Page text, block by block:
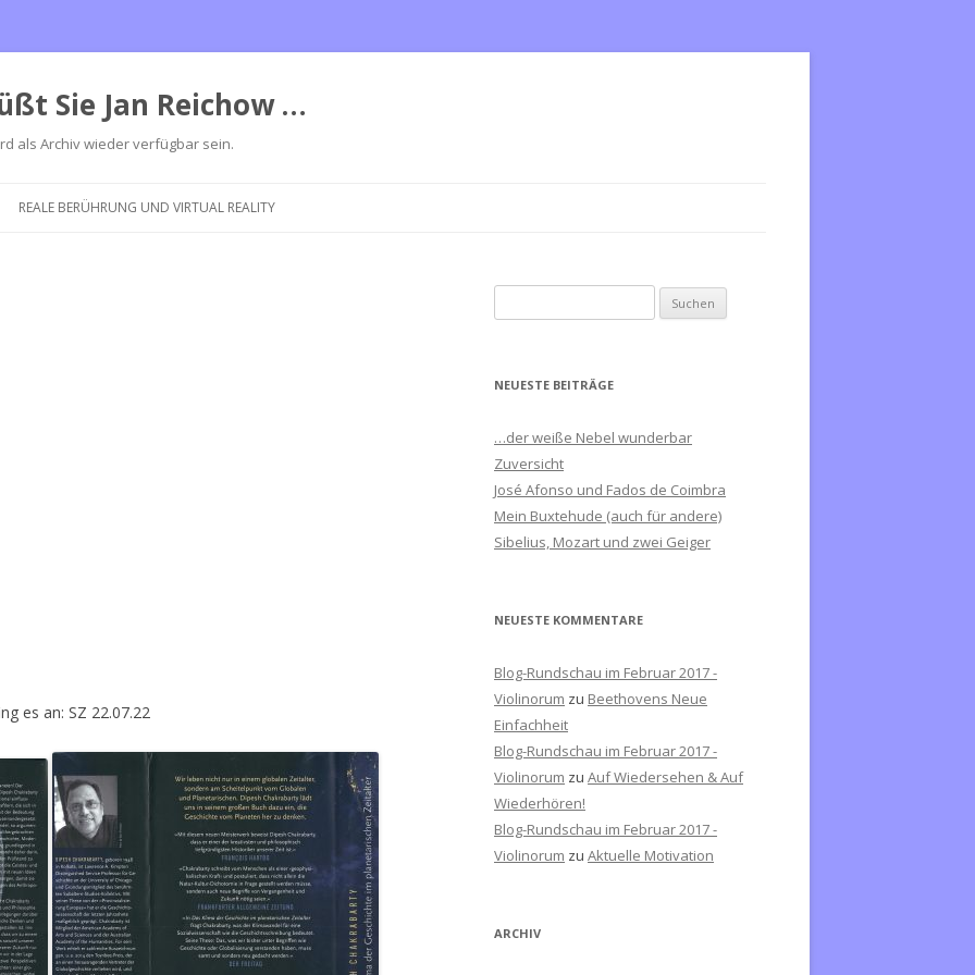
Sie Jan Reichow …
als Archiv wieder verfügbar sein.
Inhalt
REALE BERÜHRUNG UND VIRTUAL REALITY
es an: SZ 22.07.22
u
h
n
a
c
h
NEUESTE BEITRÄGE
…der weiße Nebel wunderbar
Zuversicht
José Afonso und Fados de Coimbra
Mein Buxtehude (auch für andere)
Sibelius, Mozart und zwei Geiger
NEUESTE KOMMENTARE
Blog-Rundschau im Februar 2017 -
Violinorum zu Beethovens Neue
Einfachheit
Blog-Rundschau im Februar 2017 -
Violinorum zu Auf Wiedersehen & Auf
Wiederhören!
Blog-Rundschau im Februar 2017 -
Violinorum zu Aktuelle Motivation
ARCHIV